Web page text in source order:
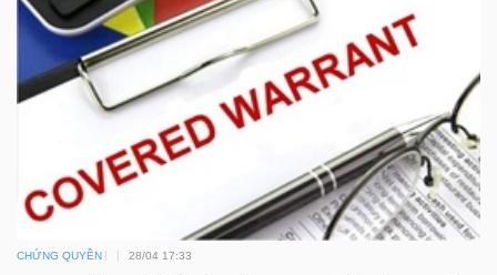
CHỨNG QUYỀN 28/04 17:33
NGÀNH